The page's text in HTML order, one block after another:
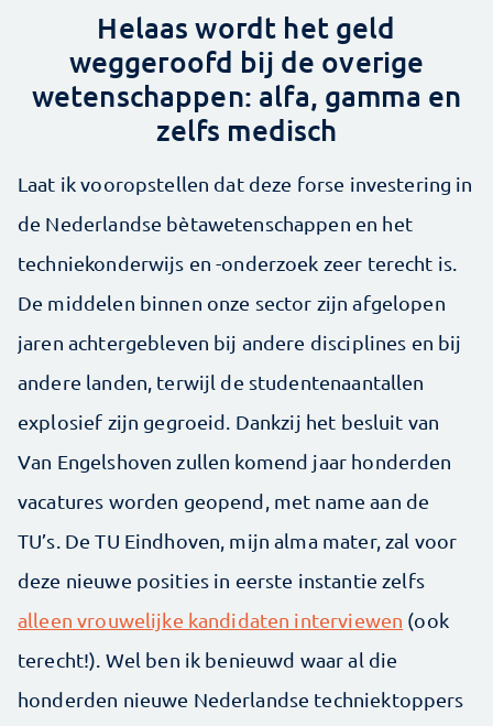
Helaas wordt het geld
weggeroofd bij de overige
wetenschappen: alfa, gamma en
zelfs medisch
Laat ik vooropstellen dat deze forse investering in
de Nederlandse bètawetenschappen en het
techniekonderwijs en -onderzoek zeer terecht is.
De middelen binnen onze sector zijn afgelopen
jaren achtergebleven bij andere disciplines en bij
andere landen, terwijl de studentenaantallen
explosief zijn gegroeid. Dankzij het besluit van
Van Engelshoven zullen komend jaar honderden
vacatures worden geopend, met name aan de
TU’s. De TU Eindhoven, mijn alma mater, zal voor
deze nieuwe posities in eerste instantie zelfs
alleen vrouwelijke kandidaten interviewen (ook
terecht!). Wel ben ik benieuwd waar al die
honderden nieuwe Nederlandse techniektoppers